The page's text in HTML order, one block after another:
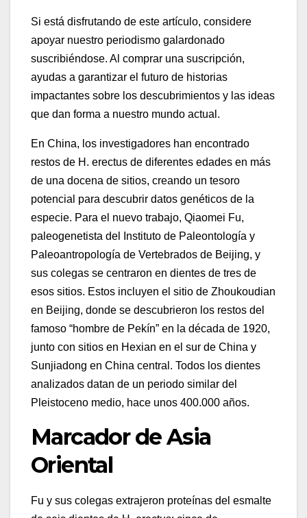
Si está disfrutando de este artículo, considere
apoyar nuestro periodismo galardonado
suscribiéndose. Al comprar una suscripción,
ayudas a garantizar el futuro de historias
impactantes sobre los descubrimientos y las ideas
que dan forma a nuestro mundo actual.
En China, los investigadores han encontrado
restos de H. erectus de diferentes edades en más
de una docena de sitios, creando un tesoro
potencial para descubrir datos genéticos de la
especie. Para el nuevo trabajo, Qiaomei Fu,
paleogenetista del Instituto de Paleontología y
Paleoantropología de Vertebrados de Beijing, y
sus colegas se centraron en dientes de tres de
esos sitios. Estos incluyen el sitio de Zhoukoudian
en Beijing, donde se descubrieron los restos del
famoso “hombre de Pekín” en la década de 1920,
junto con sitios en Hexian en el sur de China y
Sunjiadong en China central. Todos los dientes
analizados datan de un periodo similar del
Pleistoceno medio, hace unos 400.000 años.
Marcador de Asia
Oriental
Fu y sus colegas extrajeron proteínas del esmalte